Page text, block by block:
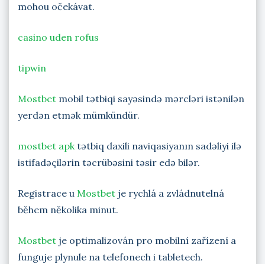
mohou očekávat.
casino uden rofus
tipwin
Mostbet mobil tətbiqi sayəsində mərcləri istənilən
yerdən etmək mümkündür.
mostbet apktətbiq daxili naviqasiyanın sadəliyi ilə
istifadəçilərin təcrübəsini təsir edə bilər.
Registrace u Mostbet je rychlá a zvládnutelná
během několika minut.
Mostbet je optimalizován pro mobilní zařízení a
funguje plynule na telefonech i tabletech.